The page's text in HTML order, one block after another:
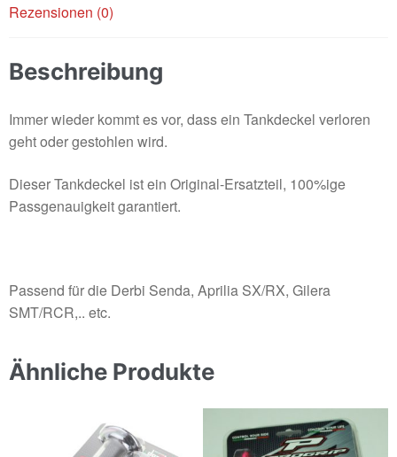
Rezensionen (0)
Beschreibung
Immer wieder kommt es vor, dass ein Tankdeckel verloren
geht oder gestohlen wird.
Dieser Tankdeckel ist ein Original-Ersatzteil, 100%ige
Passgenauigkeit garantiert.
Passend für die Derbi Senda, Aprilia SX/RX, Gilera
SMT/RCR,.. etc.
Ähnliche Produkte